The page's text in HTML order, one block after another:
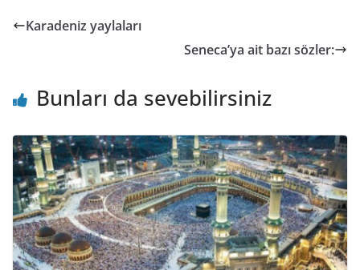
Karadeniz yaylaları
Seneca’ya ait bazı sözler:
Bunları da sevebilirsiniz